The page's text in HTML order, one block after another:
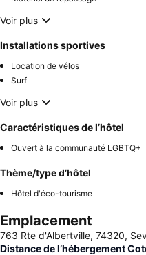
Voir plus
Installations sportives
Location de vélos
Surf
Voir plus
Caractéristiques de l’hôtel
Ouvert à la communauté LGBTQ+
Thème/type d’hôtel
Hôtel d'éco-tourisme
Emplacement
763 Rte d'Albertville, 74320,
Distance de l’hébergement